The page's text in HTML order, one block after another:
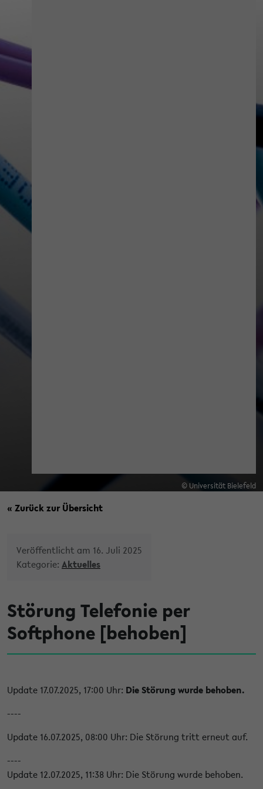
© Universität Bielefeld
« Zurück zur Übersicht
Veröffentlicht am 16. Juli 2025
Kategorie: Aktuelles
Störung Telefonie per
Softphone [behoben]
Update 17.07.2025, 17:00 Uhr: Die Störung wurde behoben.
----
Update 16.07.2025, 08:00 Uhr: Die Störung tritt erneut auf.
----
Update 12.07.2025, 11:38 Uhr: Die Störung wurde behoben.